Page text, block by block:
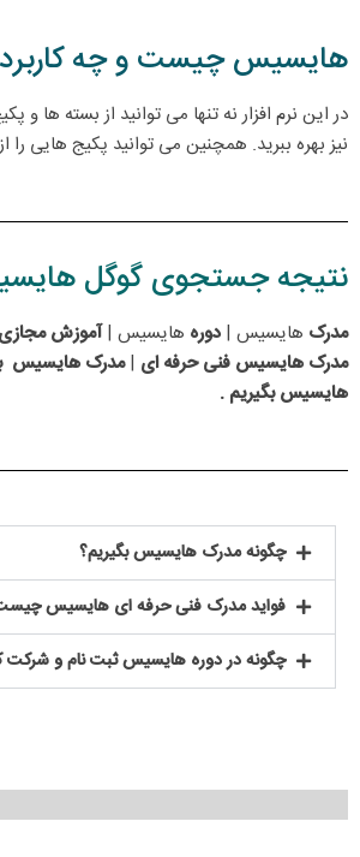
هایسیس چیست و چه
نیز بهره ببرید. همچنین می توانید پکیج هایی
نتیجه جستجوی گوگل
مدرک هایسیس | دوره هایسیس |آموزش مجازی
مدرک هایسیس فنی حرفه ای |مدرک هایسیس
هایسیس بگیریم .
چگونه مدرک هایسیس بگیریم؟
فواید مدرک فنی حرفه ای هایسیس
چگونه در دوره هایسیس ثبت نام و شرکت